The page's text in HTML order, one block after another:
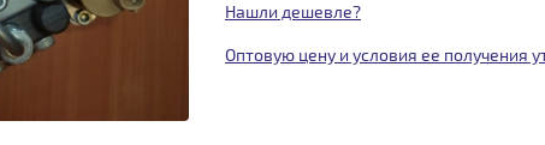
Нашли дешевле?
Оптовую цену и условия ее получения